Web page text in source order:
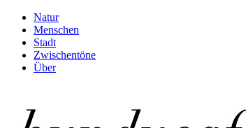
Natur
Menschen
Stadt
Zwischentöne
Über